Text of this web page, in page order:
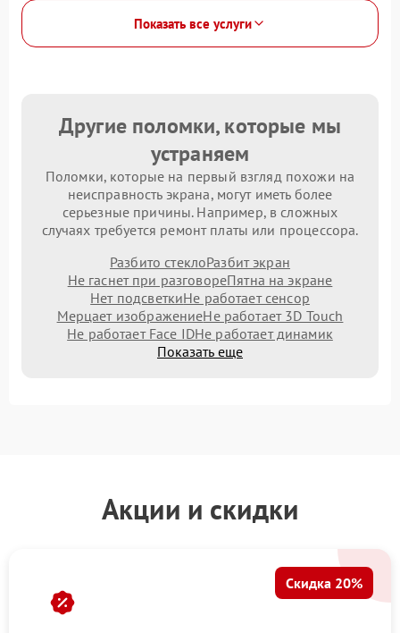
Показать все услуги
Другие поломки, которые мы
устраняем
Поломки, которые на первый взгляд похожи на
неисправность экрана, могут иметь более
серьезные причины. Например, в сложных
случаях требуется ремонт платы или процессора.
Разбито стеклоРазбит экран
Не гаснет при разговореПятна на экране
Нет подсветкиНе работает сенсор
Мерцает изображениеНе работает 3D Touch
Не работает Face IDНе работает динамик
Показать еще
Акции и скидки
Скидка 20%